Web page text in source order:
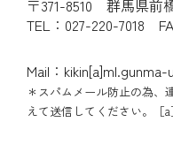
〒371-8510 群馬県前
TEL：027-220-7018
Mail：kikin[a]ml.gunma-
＊スパムメール防止の為、
えて送信してください。［